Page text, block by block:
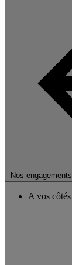
Nos engagements
A vos côtés